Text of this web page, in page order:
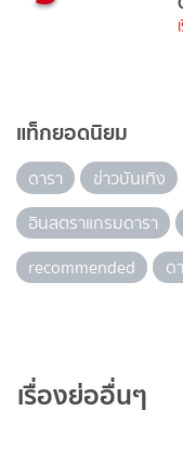
แท็กยอดนิยม
ดารา ข่าวบันเทิง
อินสตราแกรมดารา
recommended
ด
เรื่องย่ออื่นๆ